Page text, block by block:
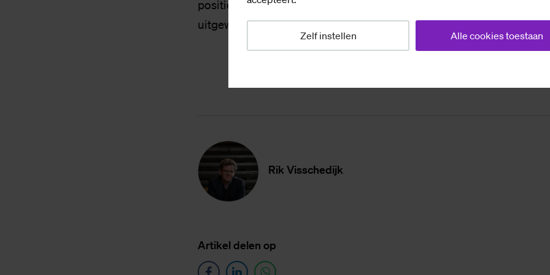
Zelf instellen Alle cookies toestaan
positieve manier kunnen verrassen met een lekker aanbod. Dat
uitgewerkt in overleg met de leveranciers.”
Rik Vis­sche­dijk
Ar­ti­kel de­len op